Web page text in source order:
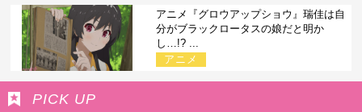
アニメ『グロウアップショウ』瑞佳は自
分がブラックロータスの娘だと明か
し…!? ...
アニメ
PICK UP